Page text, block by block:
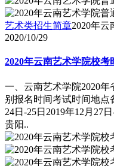
艺术类招生简章2020年
2020/10/29
2020年云南艺术学院校考
一、云南艺术学院2020
别报名时间考试时间地点
24日-25日2019年12月27
贵阳..